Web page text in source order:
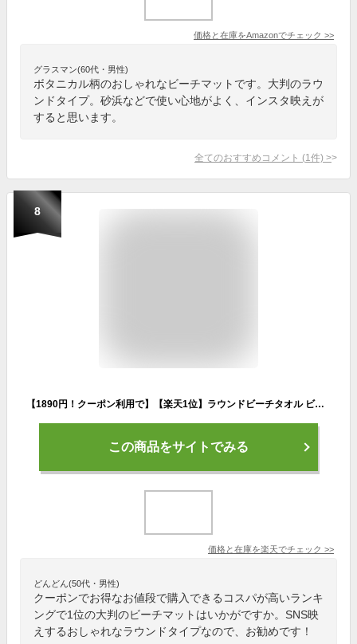
価格と在庫をAmazonでチェック >>
グラスマン(60代・男性)
ボタニカル柄のおしゃれなビーチマットです。大判のラウ
ンドタイプ。砂浜などで使い心地がよく、インスタ映えが
すると思います。
全てのおすすめコメント (1 件) >
8
【1890円！クーポン利用で】【楽天1位】ラウンドビーチタオル ビーチタオル 円形 大判 150cm×150cm 丸 円 アウトドア 海 海水浴 ピクニック レジャーシート ビーチマット ラウンドタオル ビーチ タオル インテリア ラグ ヨガ マット マルチカバー [郵3]^bm1252^
この商品をサイトでみる
価格と在庫を楽天でチェック >>
どんどん(50代・男性)
クーポンでお得なお値段で購入できるコスパが高いランキ
ングで1位の大判のビーチマットはいかがですか。SNS映
えするおしゃれなラウンドタイプなので、お勧めです！